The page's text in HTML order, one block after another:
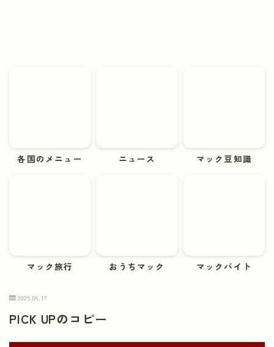
各国のメニュー ニュース マック豆知識
マック旅行 おうちマック マックバイト
2025.06.17
PICK UPのコピー